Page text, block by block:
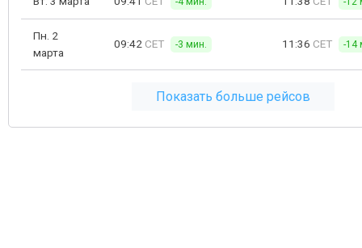
Пн. 2
марта
09:42 CET -3 мин. 11:36 CET -14
Показать больше рейсов